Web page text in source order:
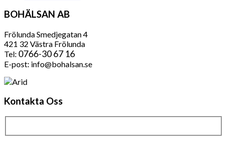
BOHÄLSAN AB
Frölunda Smedjegatan 4
421 32 Västra Frölunda
Tel: 0766-30 67 16
E-post: info@bohalsan.se
Kontakta Oss